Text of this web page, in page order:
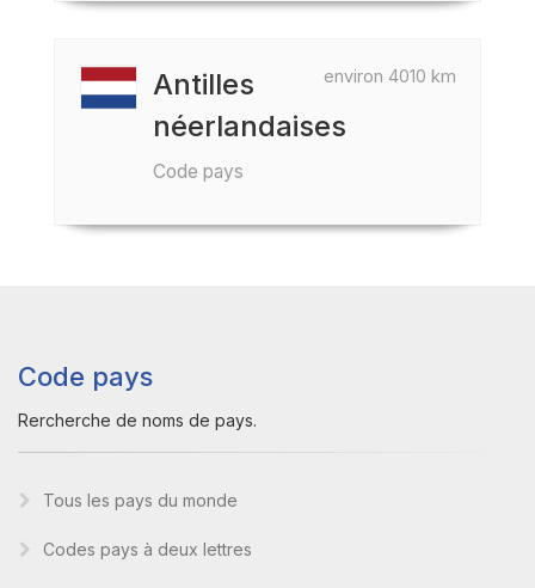
environ 4010 km
Antilles
néerlandaises
Code pays
Code pays
Rercherche de noms de pays.
Tous les pays du monde
Codes pays à deux lettres